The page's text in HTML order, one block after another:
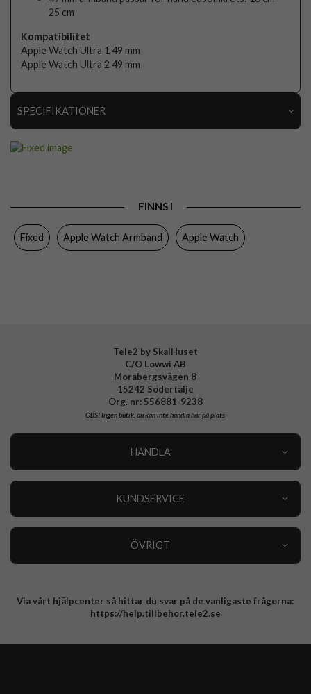
25 cm
Kompatibilitet
Apple Watch Ultra 1 49 mm
Apple Watch Ultra 2 49 mm
SPECIFIKATIONER
Färg
FINNS I
Fixed Apple Watch Armband Apple Watch
Tele2 by SkalHuset
C/O Lowwi AB
Morabergsvägen 8
15242 Södertälje
Org. nr: 556881-9238
OBS!Ingen butik, du kan inte handla här på plats
HANDLA
KUNDSERVICE
ÖVRIGT
Integritetspolicy
Via vårt hjälpcenter så hittar du svar på de vanligaste frågorna:
https://help.tillbehor.tele2.se